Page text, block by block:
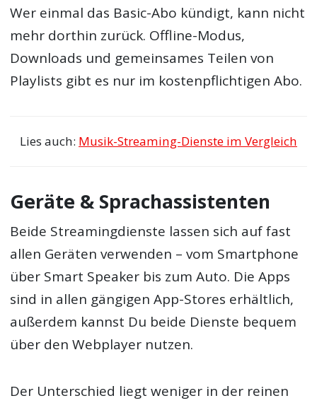
Wer einmal das Basic-Abo kündigt, kann nicht
mehr dorthin zurück. Offline-Modus,
Downloads und gemeinsames Teilen von
Playlists gibt es nur im kostenpflichtigen Abo.
Lies auch: Musik-Streaming-Dienste im Vergleich
Geräte & Sprachassistenten
Beide Streamingdienste lassen sich auf fast
allen Geräten verwenden – vom Smartphone
über Smart Speaker bis zum Auto. Die Apps
sind in allen gängigen App-Stores erhältlich,
außerdem kannst Du beide Dienste bequem
über den Webplayer nutzen.
Der Unterschied liegt weniger in der reinen